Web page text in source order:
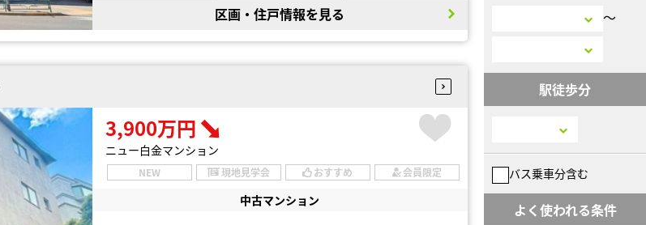
区画・住戸情報を見る
3,900万円
ニュー白金マンション
NEW 現地見学会 おすすめ 会員限定
中古マンション
〜
駅徒歩分
バス乗車分含む
よく使われる条件